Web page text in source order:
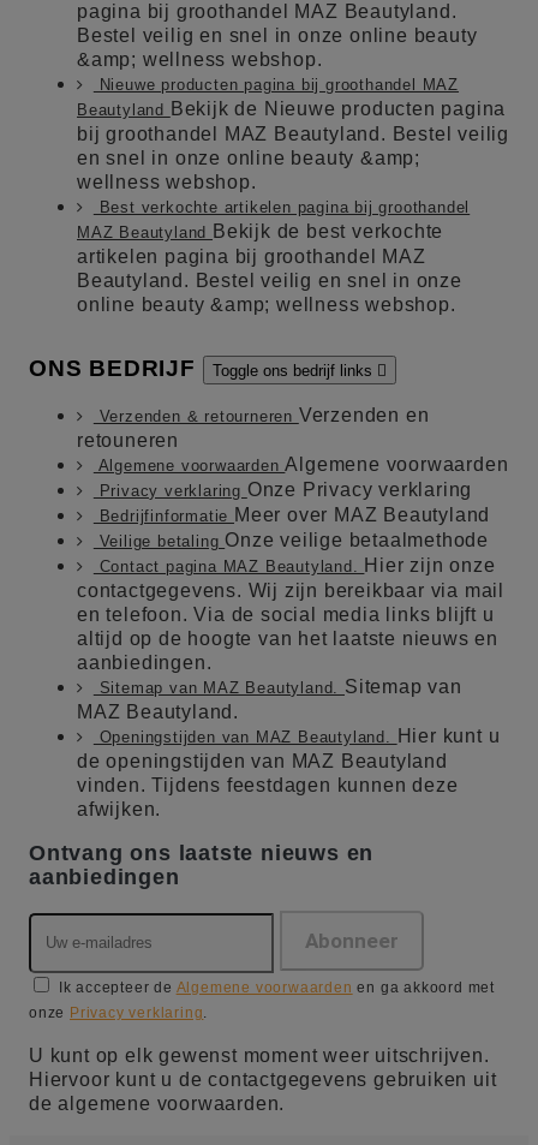
pagina bij groothandel MAZ Beautyland.
Bestel veilig en snel in onze online beauty
&amp; wellness webshop.
Nieuwe producten pagina bij groothandel MAZ
Beautyland
Bekijk de Nieuwe producten pagina
bij groothandel MAZ Beautyland. Bestel veilig
en snel in onze online beauty &amp;
wellness webshop.
Best verkochte artikelen pagina bij groothandel
MAZ Beautyland
Bekijk de best verkochte
artikelen pagina bij groothandel MAZ
Beautyland. Bestel veilig en snel in onze
online beauty &amp; wellness webshop.
ONS BEDRIJF Toggle ons bedrijf links 
Verzenden & retourneren Verzenden en
retouneren
Algemene voorwaardenAlgemene voorwaarden
Privacy verklaring Onze Privacy verklaring
Bedrijfinformatie Meer over MAZ Beautyland
Veilige betaling Onze veilige betaalmethode
Contact pagina MAZ Beautyland. Hier zijn onze
contactgegevens. Wij zijn bereikbaar via mail
en telefoon. Via de social media links blijft u
altijd op de hoogte van het laatste nieuws en
aanbiedingen.
Sitemap van MAZ Beautyland. Sitemap van
MAZ Beautyland.
Openingstijden van MAZ Beautyland.
Hier kunt u
de openingstijden van MAZ Beautyland
vinden. Tijdens feestdagen kunnen deze
afwijken.
Ontvang ons laatste nieuws en
aanbiedingen
Ik accepteer de Algemene voorwaarden en ga akkoord met
onze Privacy verklaring.
U kunt op elk gewenst moment weer uitschrijven.
Hiervoor kunt u de contactgegevens gebruiken uit
de algemene voorwaarden.